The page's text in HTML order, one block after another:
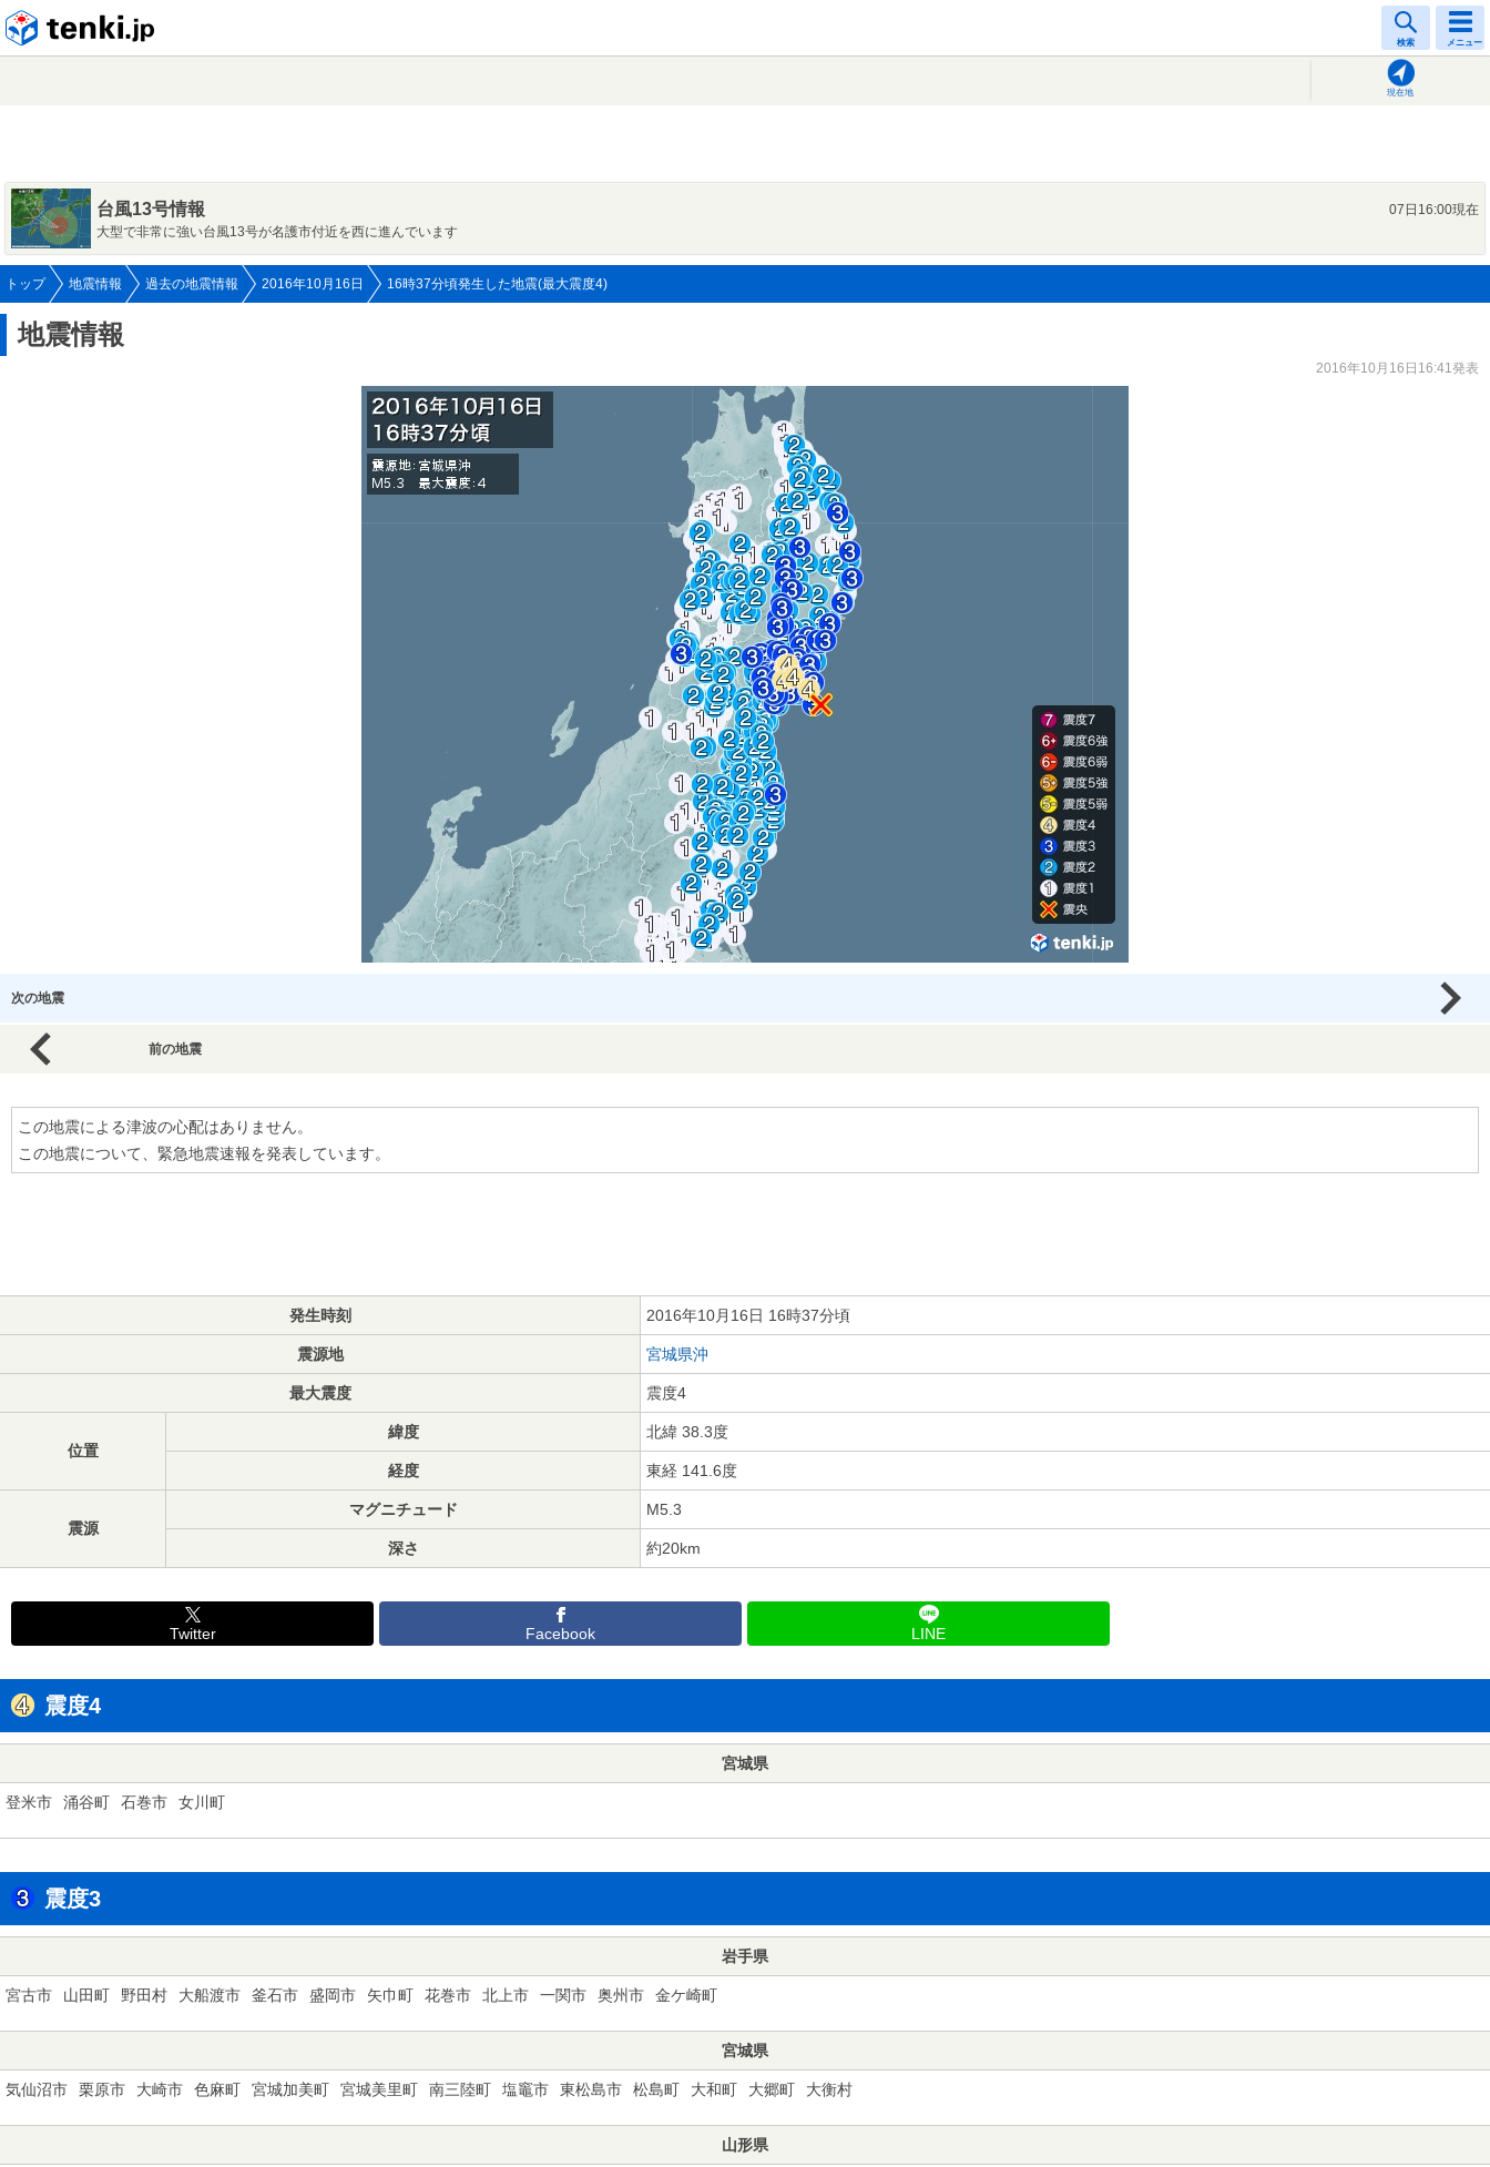
検索 メニュー
現在地
台風13号情報
07日16:00現在
大型で非常に強い台風13号が名護市付近を西に進んでいます
トップ 地震情報 過去の地震情報 2016年10月16日 16時37分頃発生した地震(最大震度4)
地震情報
2016年10月16日16:41発表
次の地震
前の地震
この地震による津波の心配はありません。
この地震について、緊急地震速報を発表しています。
発生時刻 2016年10月16日 16時37分頃
震源地 宮城県沖
最大震度 震度4
位置
緯度 北緯 38.3度
経度 東経 141.6度
震源
マグニチュード M5.3
深さ 約20km
Twitter Facebook LINE
震度4
宮城県
登米市 涌谷町 石巻市 女川町
震度3
岩手県
宮古市 山田町 野田村 大船渡市 釜石市 盛岡市 矢巾町 花巻市 北上市 一関市 奥州市 金ケ崎町
宮城県
気仙沼市 栗原市 大崎市 色麻町 宮城加美町 宮城美里町 南三陸町 塩竈市 東松島市 松島町 大和町 大郷町 大衡村
山形県